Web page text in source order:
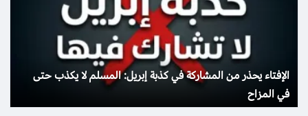
الإفتاء يحذر من المشاركة في كذبة إبريل: المسلم لا يكذب حتى
في المزاح